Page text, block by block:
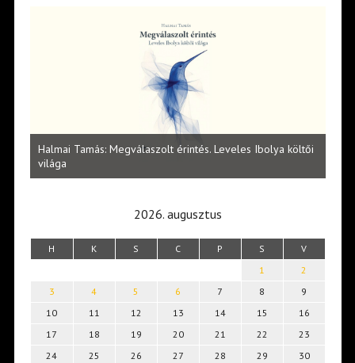
Halmai Tamás: Megválaszolt érintés. Leveles Ibolya költői
világa
2026. augusztus
H K S C P S V
1
2
3
4 5 6 7 8
9
10
11 12 13 14 15
16
17
18 19 20 21 22
23
24
25 26 27 28 29
30